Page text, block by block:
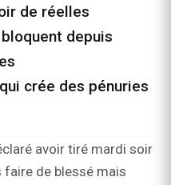
de réelles
depuis
crée des pénuries
avoir tiré mardi soir
faire de blessé mais